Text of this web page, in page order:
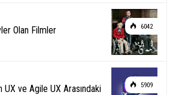
6042
Olan Filmler
5909
UX ve Agile UX Arasındaki